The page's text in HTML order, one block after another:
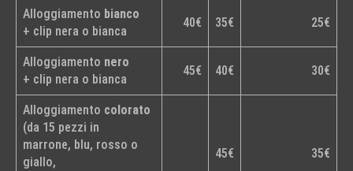
Alloggiamento bianco
+ clip nera o bianca
40€ 35€ 25€
Alloggiamento nero
+ clip nera o bianca
45€ 40€ 30€
Alloggiamento colorato
(da 15 pezzi in
marrone, blu, rosso o
giallo,
45€ 35€